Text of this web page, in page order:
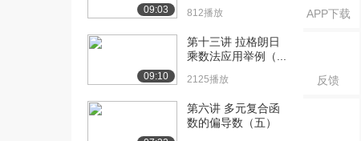
APP下载
反馈
[19] 《大学代数》：
2346播放
[20] 《大学代数》：
3413播放
[21] 《大学代数》：
09:03 812播放
09:10
第十三讲 拉格朗日
乘数法应用举例（...
2125播放
第六讲 多元复合函
数的偏导数（五）